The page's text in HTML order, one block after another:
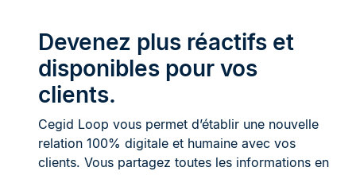
Devenez plus réactifs et
disponibles pour vos
clients.
Cegid Loop vous permet d’établir une nouvelle
relation 100% digitale et humaine avec vos
clients. Vous partagez toutes les informations en